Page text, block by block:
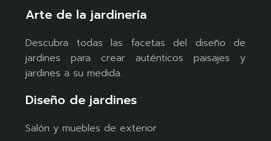
Arte de la jardinería
Descubra todas las facetas del diseño de
jardines para crear auténticos paisajes y
jardines a su medida.
Diseño de jardines
Salón y muebles de exterior